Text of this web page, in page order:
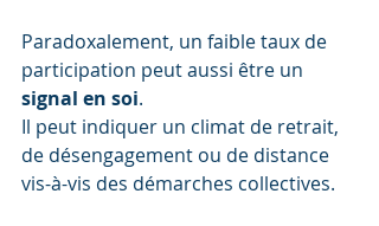
Paradoxalement, un faible taux de
participation peut aussi être un
signal en soi.
Il peut indiquer un climat de retrait,
de désengagement ou de distance
vis-à-vis des démarches collectives.